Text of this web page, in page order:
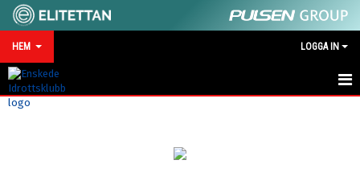
HEM LOGGA IN
HEM